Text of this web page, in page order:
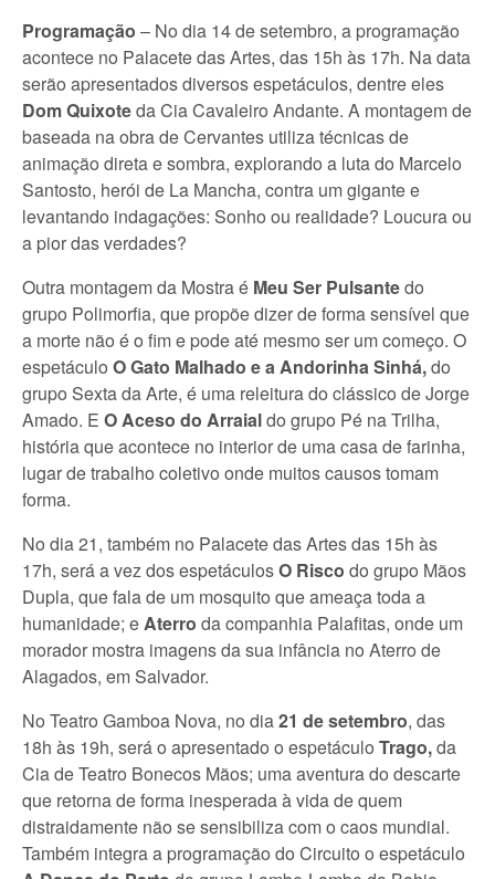
Programação – No dia 14 de setembro, a programação
acontece no Palacete das Artes, das 15h às 17h. Na data
serão apresentados diversos espetáculos, dentre eles
Dom Quixoteda Cia Cavaleiro Andante. A montagem de
baseada na obra de Cervantes utiliza técnicas de
animação direta e sombra, explorando a luta do Marcelo
Santosto, herói de La Mancha, contra um gigante e
levantando indagações: Sonho ou realidade? Loucura ou
a pior das verdades?
Outra montagem da Mostra é Meu Ser Pulsantedo
grupo Polimorfia, que propõe dizer de forma sensível que
a morte não é o fim e pode até mesmo ser um começo. O
espetáculo O Gato Malhado e a Andorinha Sinhá,do
grupo Sexta da Arte, é uma releitura do clássico de Jorge
Amado. E O Aceso do Arraialdo grupo Pé na Trilha,
história que acontece no interior de uma casa de farinha,
lugar de trabalho coletivo onde muitos causos tomam
forma.
No dia 21, também no Palacete das Artes das 15h às
17h, será a vez dos espetáculosO Risco do grupo Mãos
Dupla, que fala de um mosquito que ameaça toda a
humanidade; eAterro da companhia Palafitas, onde um
morador mostra imagens da sua infância no Aterro de
Alagados, em Salvador.
No Teatro Gamboa Nova, no dia21 de setembro, das
18h às 19h, será o apresentado o espetáculo Trago,da
Cia de Teatro Bonecos Mãos; uma aventura do descarte
que retorna de forma inesperada à vida de quem
distraidamente não se sensibiliza com o caos mundial.
Também integra a programação do Circuito o espetáculo